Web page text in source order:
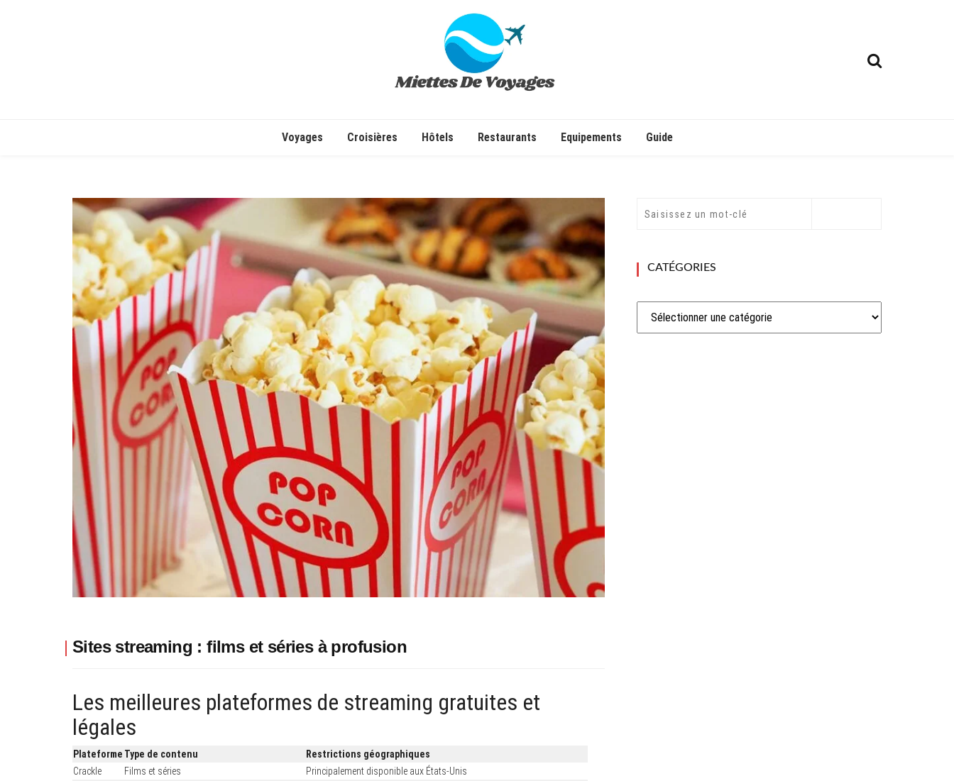
Voyages Croisières Hôtels Restaurants Equipements Guide
Sites streaming : films et séries à profusion
Les meilleures plateformes de streaming gratuites et
légales
Plateforme Type de contenu
Restrictions géographiques
Crackle
Films et séries
Principalement disponible aux États-Unis
CATÉGORIES